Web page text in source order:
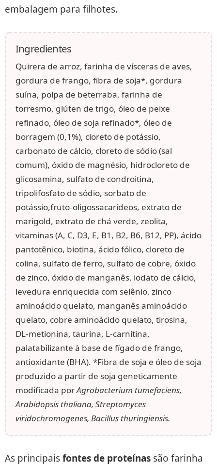
embalagem para filhotes.
Ingredientes
Quirera de arroz, farinha de vísceras de aves,
gordura de frango, fibra de soja*, gordura
suína, polpa de beterraba, farinha de
torresmo, glúten de trigo, óleo de peixe
refinado, óleo de soja refinado*, óleo de
borragem (0,1%), cloreto de potássio,
carbonato de cálcio, cloreto de sódio (sal
comum), óxido de magnésio, hidrocloreto de
glicosamina, sulfato de condroitina,
tripolifosfato de sódio, sorbato de
potássio,fruto-oligossacarídeos, extrato de
marigold, extrato de chá verde, zeolita,
vitaminas (A, C, D3, E, B1, B2, B6, B12, PP), ácido
pantotênico, biotina, ácido fólico, cloreto de
colina, sulfato de ferro, sulfato de cobre, óxido
de zinco, óxido de manganês, iodato de cálcio,
levedura enriquecida com selênio, zinco
aminoácido quelato, manganês aminoácido
quelato, cobre aminoácido quelato, tirosina,
DL-metionina, taurina, L-carnitina,
palatabilizante à base de fígado de frango,
antioxidante (BHA). *Fibra de soja e óleo de soja
produzido a partir de soja geneticamente
modificada porAgrobacterium tumefaciens,
Arabidopsis thaliana, Streptomyces
viridochromogenes, Bacillus thuringiensis.
As principaisfontes de proteínas são farinha